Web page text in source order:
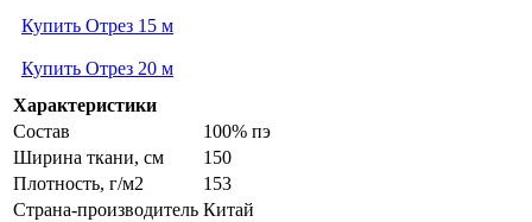
Купить Отрез 15 м
Купить Отрез 20 м
Характеристики
Состав
100% пэ
Ширина ткани, см
150
Плотность, г/м2
153
Страна-производитель Китай